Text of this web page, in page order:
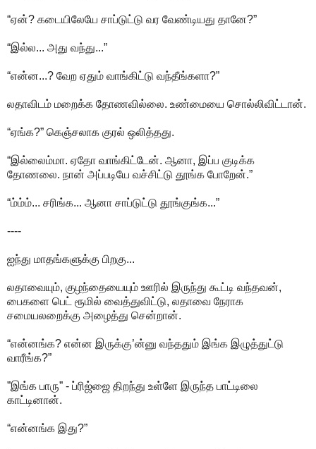
“ஏன்? கடையிலேயே சாப்டுட்டு வர வேண்டியது தானே?”
“இல்ல... அது வந்து...”
“என்ன...? வேற ஏதும் வாங்கிட்டு வந்தீங்களா?”
லதாவிடம் மறைக்க தோணவில்லை. உண்மையை சொல்லிவிட்டான்.
“ஏங்க?” கெஞ்சலாக குரல் ஒலித்தது.
“இல்லைம்மா. ஏதோ வாங்கிட்டேன். ஆனா, இப்ப குடிக்க
தோணலை. நான் அப்படியே வச்சிட்டு தூங்க போறேன்.”
“ம்ம்ம்... சரிங்க... ஆனா சாப்டுட்டு தூங்குங்க...”
----
ஐந்து மாதங்களுக்கு பிறகு...
லதாவையும், குழந்தையையும் ஊரில் இருந்து கூட்டி வந்தவன்,
பைகளை பெட் ரூமில் வைத்துவிட்டு, லதாவை நேராக
சமையலறைக்கு அழைத்து சென்றான்.
“என்னங்க? என்ன இருக்கு’ன்னு வந்ததும் இங்க இழுத்துட்டு
வாரீங்க?”
”இங்க பாரு” - ப்ரிஜ்ஜை திறந்து உள்ளே இருந்த பாட்டிலை
காட்டினான்.
“என்னங்க இது?”